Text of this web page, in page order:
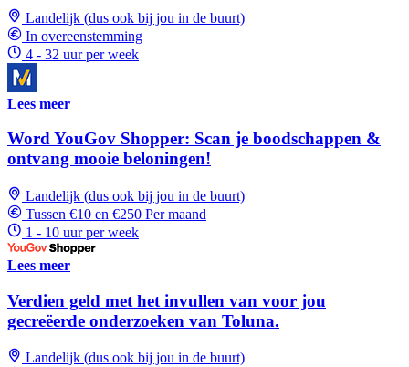
Landelijk (dus ook bij jou in de buurt)
In overeenstemming
4 - 32 uur per week
Lees meer
Word YouGov Shopper: Scan je boodschappen &
ontvang mooie beloningen!
Landelijk (dus ook bij jou in de buurt)
Tussen €10 en €250 Per maand
1 - 10 uur per week
Lees meer
Verdien geld met het invullen van voor jou
gecreëerde onderzoeken van Toluna.
Landelijk (dus ook bij jou in de buurt)